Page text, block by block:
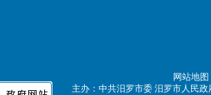
网站地图
主办：中共汨罗市委 汨罗市人民